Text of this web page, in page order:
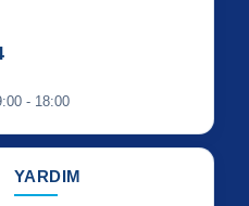
- 18:00
YARDIM